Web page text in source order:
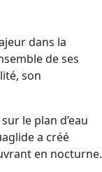
dans la
de ses
son
le plan d’eau
a créé
en nocturne.